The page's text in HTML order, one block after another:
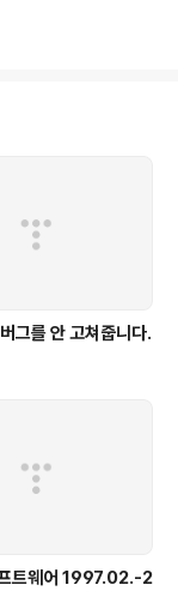
, yeah Oh, some
그를 안 고쳐줍니다.
트웨어 1997.02.-2